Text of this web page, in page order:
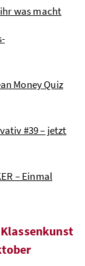
was macht
Money Quiz
#39 – jetzt
– Einmal